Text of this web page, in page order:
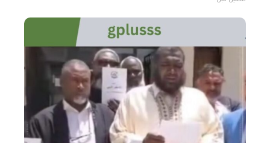
والأفعال للتغلب على الأزمة الراهنة في البلاد.